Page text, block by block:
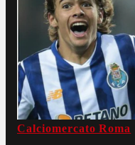
Calciomercato Roma